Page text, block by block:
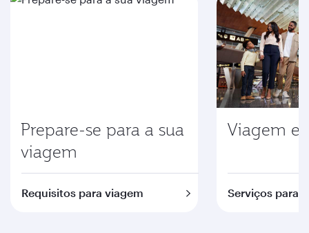
Prepare-se para a sua
viagem
Requisitos para viagem
Viagem
Serviços para